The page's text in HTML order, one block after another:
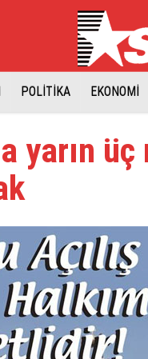
POLİTİKA EKONOMİ
yarın üç